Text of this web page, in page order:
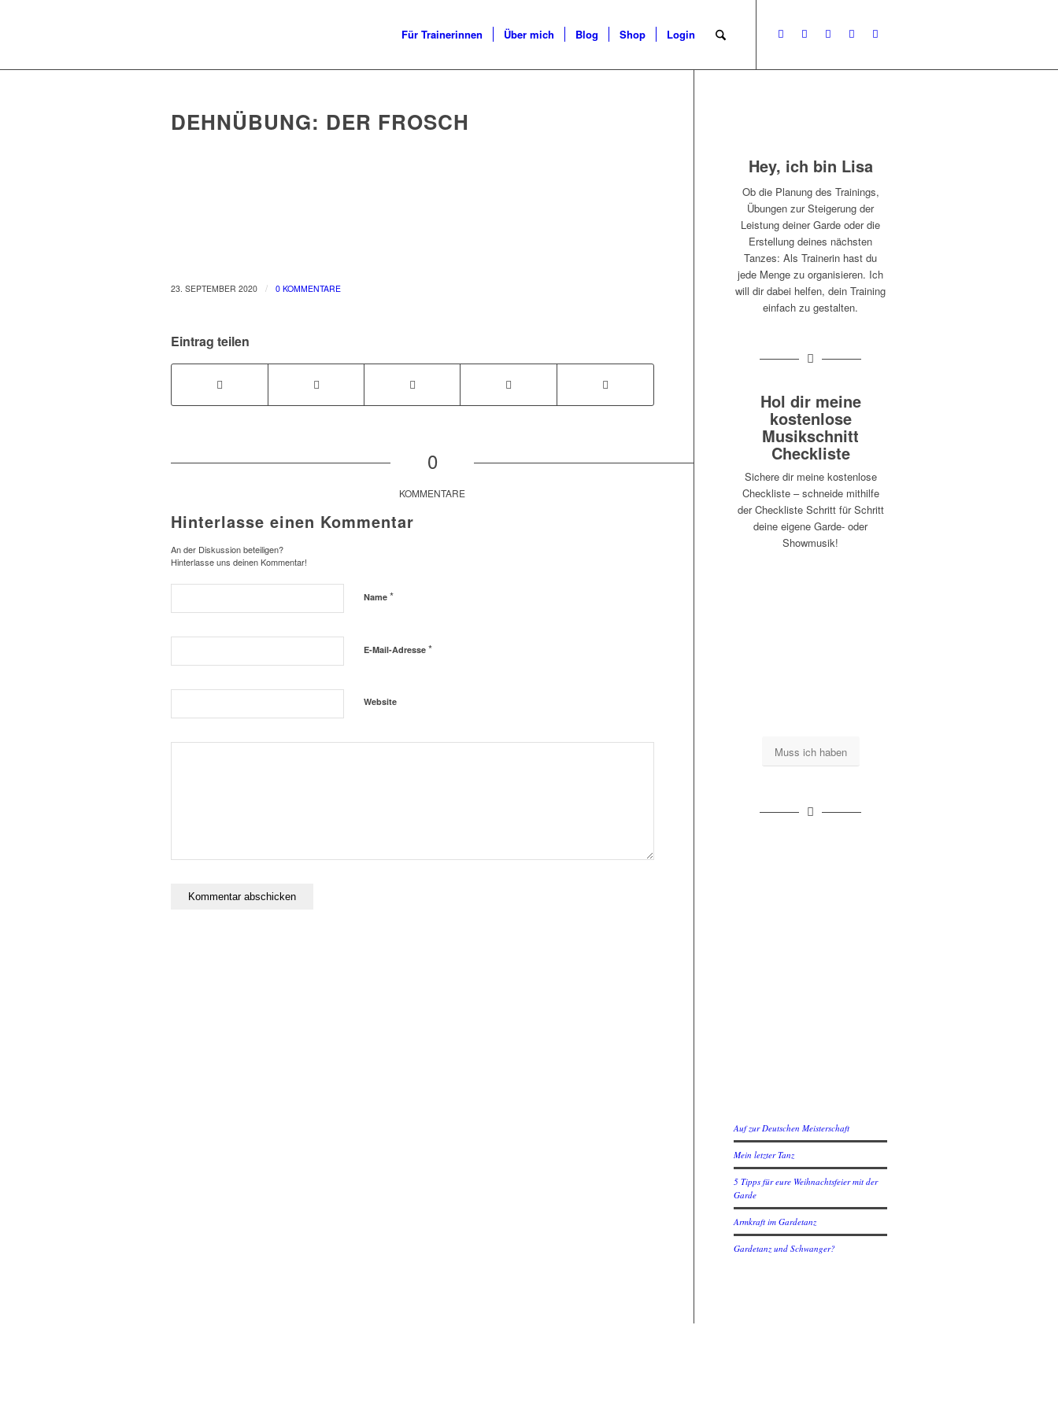
Für Trainerinnen Über mich Blog Shop Login
DEHNÜBUNG: DER FROSCH
23. SEPTEMBER 2020 / 0 KOMMENTARE
Eintrag teilen
0
KOMMENTARE
Hinterlasse einen Kommentar
An der Diskussion beteiligen?
Hinterlasse uns deinen Kommentar!
Name *
E-Mail-Adresse *
Website
Hey, ich bin Lisa
Ob die Planung des Trainings,
Übungen zur Steigerung der
Leistung deiner Garde oder die
Erstellung deines nächsten
Tanzes: Als Trainerin hast du
jede Menge zu organisieren. Ich
will dir dabei helfen, dein Training
einfach zu gestalten.
Hol dir meine
kostenlose
Musikschnitt
Checkliste
Sichere dir meine kostenlose
Checkliste – schneide mithilfe
der Checkliste Schritt für Schritt
deine eigene Garde- oder
Showmusik!
Muss ich haben
Auf zur Deutschen Meisterschaft
Mein letzter Tanz
5 Tipps für eure Weihnachtsfeier mit der
Garde
Armkraft im Gardetanz
Gardetanz und Schwanger?